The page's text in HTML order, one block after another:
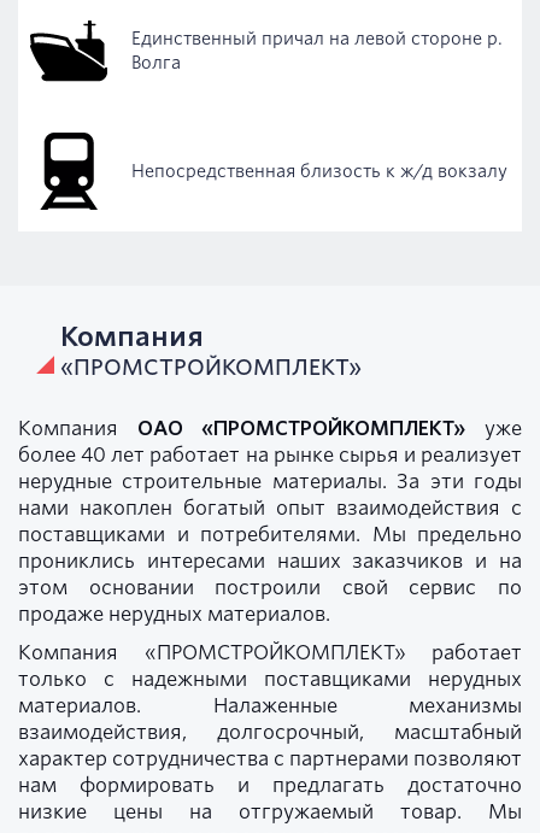
Единственный причал на левой стороне р.
Волга
Непосредственная близость к ж/д вокзалу
Компания
«ПРОМСТРОЙКОМПЛЕКТ»
Компания ОАО «ПРОМСТРОЙКОМПЛЕКТ» уже
более 40 лет работает на рынке сырья и реализует
нерудные строительные материалы. За эти годы
нами накоплен богатый опыт взаимодействия с
поставщиками и потребителями. Мы предельно
прониклись интересами наших заказчиков и на
этом основании построили свой сервис по
продаже нерудных материалов.
Компания «ПРОМСТРОЙКОМПЛЕКТ» работает
только с надежными поставщиками нерудных
материалов. Налаженные механизмы
взаимодействия, долгосрочный, масштабный
характер сотрудничества с партнерами позволяют
нам формировать и предлагать достаточно
низкие цены на отгружаемый товар. Мы